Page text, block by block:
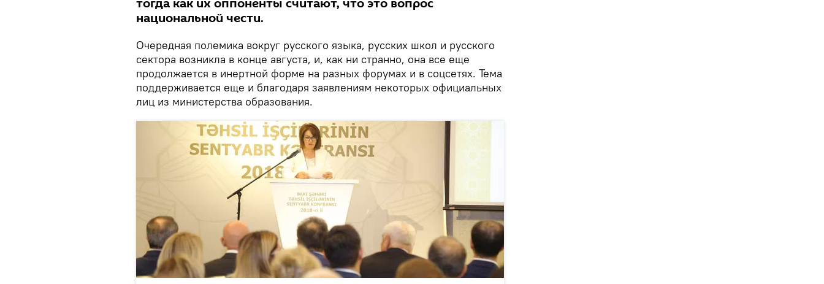
тогда как их оппоненты считают, что это вопрос
национальной чести.
Очередная полемика вокруг русского языка, русских школ и русского
сектора возникла в конце августа, и, как ни странно, она все еще
продолжается в инертной форме на разных форумах и в соцсетях. Тема
поддерживается еще и благодаря заявлениям некоторых официальных
лиц из министерства образования.